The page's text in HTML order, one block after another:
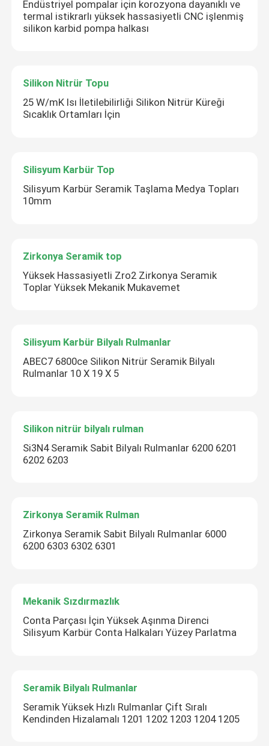
Endüstriyel pompalar için korozyona dayanıklı ve
termal istikrarlı yüksek hassasiyetli CNC işlenmiş
silikon karbid pompa halkası
Silikon Nitrür Topu
25 W/mK Isı İletilebilirliği Silikon Nitrür Küreği
Sıcaklık Ortamları İçin
Silisyum Karbür Top
Silisyum Karbür Seramik Taşlama Medya Topları
10mm
Zirkonya Seramik top
Yüksek Hassasiyetli Zro2 Zirkonya Seramik
Toplar Yüksek Mekanik Mukavemet
Silisyum Karbür Bilyalı Rulmanlar
ABEC7 6800ce Silikon Nitrür Seramik Bilyalı
Rulmanlar 10 X 19 X 5
Silikon nitrür bilyalı rulman
Si3N4 Seramik Sabit Bilyalı Rulmanlar 6200 6201
6202 6203
Zirkonya Seramik Rulman
Zirkonya Seramik Sabit Bilyalı Rulmanlar 6000
6200 6303 6302 6301
Mekanik Sızdırmazlık
Conta Parçası İçin Yüksek Aşınma Direnci
Silisyum Karbür Conta Halkaları Yüzey Parlatma
Seramik Bilyalı Rulmanlar
Seramik Yüksek Hızlı Rulmanlar Çift Sıralı
Kendinden Hizalamalı 1201 1202 1203 1204 1205